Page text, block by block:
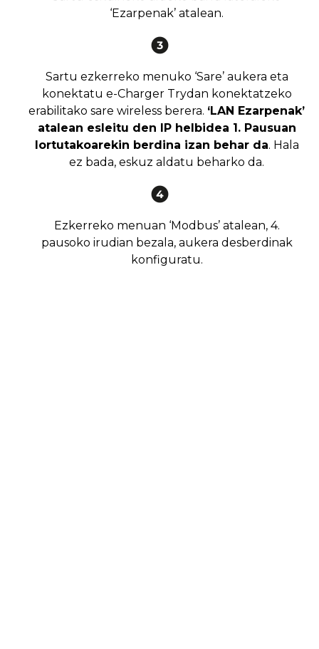
‘Ezarpenak’ atalean.
Sartu ezkerreko menuko ‘Sare’ aukera eta
konektatu e-Charger Trydan konektatzeko
erabilitako sare wireless berera. ‘LAN Ezarpenak’
atalean esleitu den IP helbidea 1. Pausuan
lortutakoarekin berdina izan behar da. Hala
ez bada, eskuz aldatu beharko da.
Ezkerreko menuan ‘Modbus’ atalean, 4.
pausoko irudian bezala, aukera desberdinak
konfiguratu.